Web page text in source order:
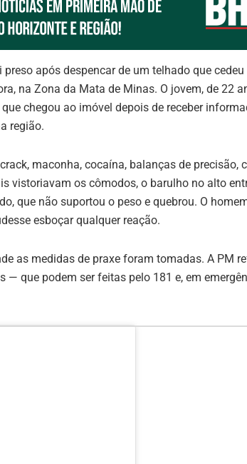
após despencar de um telhado que
na Zona da Mata de Minas. O jovem, de 22
chegou ao imóvel depois de receber
região.
maconha, cocaína, balanças de precisão,
vistoriavam os cômodos, o barulho no alto
que não suportou o peso e quebrou. O
esboçar qualquer reação.
as medidas de praxe foram tomadas. A PM
que podem ser feitas pelo 181 e, em